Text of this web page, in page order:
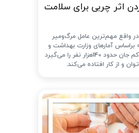
اثر چربی برای سلامت
واقع مهم‌ترین عامل مرگ‌ومیر
براساس آمارهای وزارت بهداشت و
ثبت احوال، سالانه دست‌کم جان حدود 140هزار نفر را می‌گیرد
و از کار افتاده می‌کند.